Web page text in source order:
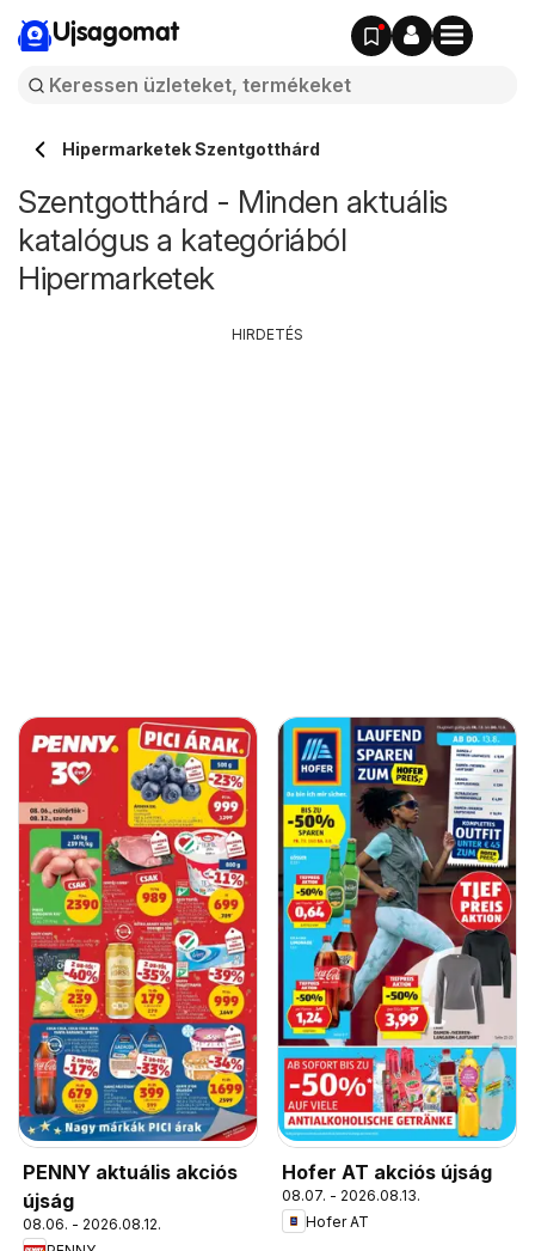
Ujsagomat
Hipermarketek Szentgotthárd
Szentgotthárd - Minden aktuális
katalógus a kategóriából
Hipermarketek
PENNY aktuális akciós
újság
08.06. - 2026.08.12.
Hofer AT akciós újság
08.07. - 2026.08.13.
Hofer AT
HIRDETÉS